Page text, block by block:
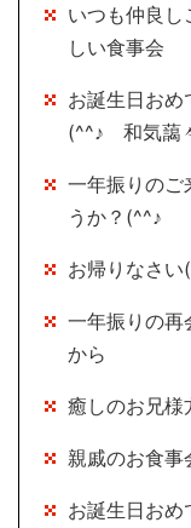
いつも仲良し
しい食事会
お誕生日おめ
(^^♪ 和気藹
一年振りのご
うか？(^^♪
お帰りなさ
一年振りの再
から
癒しのお兄様
親戚のお食事
お誕生日おめ